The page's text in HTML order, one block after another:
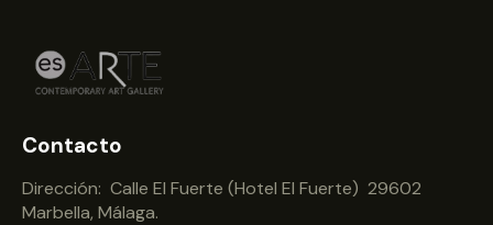
Contacto
Dirección: Calle El Fuerte (Hotel El Fuerte) 29602
Marbella, Málaga.